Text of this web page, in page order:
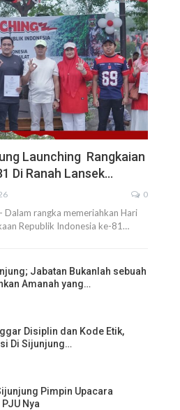
Launching Rangkaian
Di Ranah Lansek…
0
Dalam rangka memeriahkan Hari
Republik Indonesia ke-81…
Jabatan Bukanlah sebuah
Amanah yang…
Disiplin dan Kode Etik,
Di Sijunjung…
Pimpin Upacara
Nya